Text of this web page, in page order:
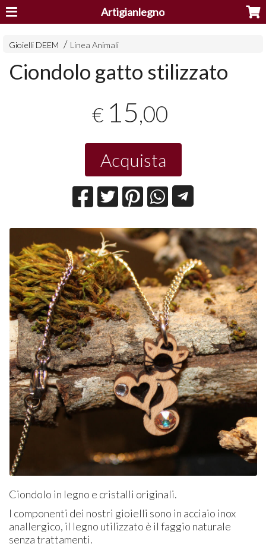
Artigianlegno
Gioielli DEEM Linea Animali
Ciondolo gatto stilizzato
€ 15,00
Acquista
Ciondolo in legno e cristalli originali.
I componenti dei nostri gioielli sono in acciaio inox
anallergico, il legno utilizzato è il faggio naturale
senza trattamenti.